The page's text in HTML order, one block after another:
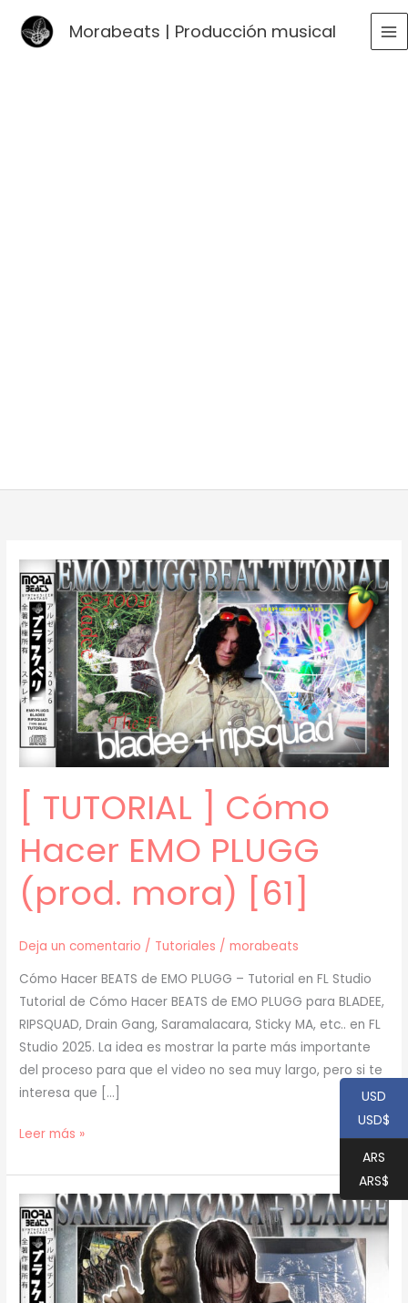
Morabeats | Producción musical
[ TUTORIAL ] Cómo
Hacer EMO PLUGG
(prod. mora) [61]
Deja un comentario / Tutoriales /morabeats
Cómo Hacer BEATS de EMO PLUGG – Tutorial en FL Studio
Tutorial de Cómo Hacer BEATS de EMO PLUGG para BLADEE,
RIPSQUAD, Drain Gang, Saramalacara, Sticky MA, etc.. en FL
Studio 2025. La idea es mostrar la parte más importante
del proceso para que el video no sea muy largo, pero si te
interesa que […]
[
]
Cómo
Hacer
EMO
PLUGG
(prod.
Leer más »
USD
USD$
ARS
ARS$